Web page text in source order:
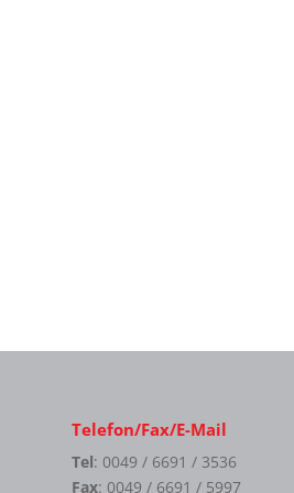
Telefon/Fax/E-Mail
Tel: 0049 / 6691 / 3536
Fax: 0049 / 6691 / 5997